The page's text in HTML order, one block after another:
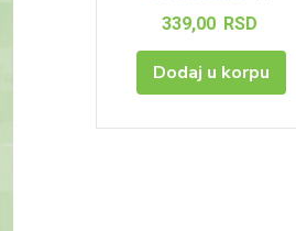
339,00 RSD
Dodaj u korpu